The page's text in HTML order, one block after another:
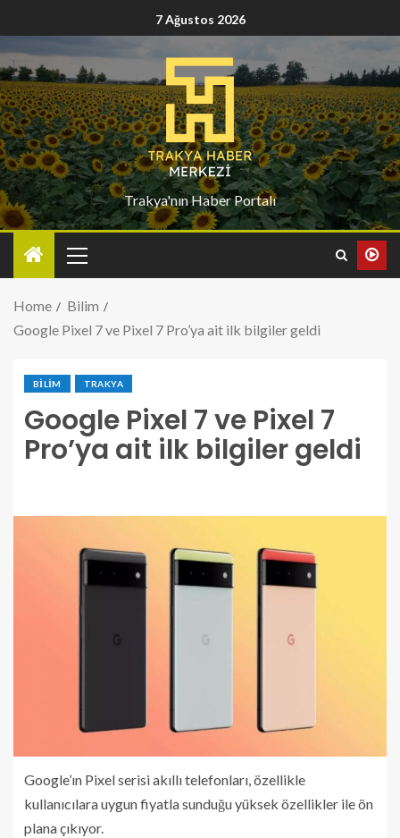
7 Ağustos 2026
Trakya'nın Haber Portalı
Home
Bilim
Google Pixel 7 ve Pixel 7 Pro’ya ait ilk bilgiler geldi
BILIM TRAKYA
Google Pixel 7 ve Pixel 7
Pro’ya ait ilk bilgiler geldi
Google’ın Pixel serisi akıllı telefonları, özellikle
kullanıcılara uygun fiyatla sunduğu yüksek özellikler ile ön
plana çıkıyor.